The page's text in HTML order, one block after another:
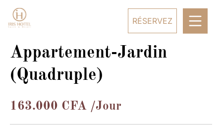
RÉSERVEZ
Appartement-Jardin
(Quadruple)
163.000 CFA /Jour